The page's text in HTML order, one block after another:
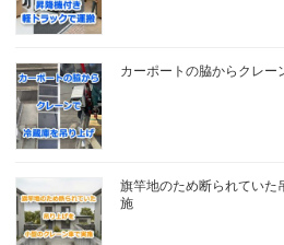
カーポートの脇からクレー
旗竿地のため断られていた
施